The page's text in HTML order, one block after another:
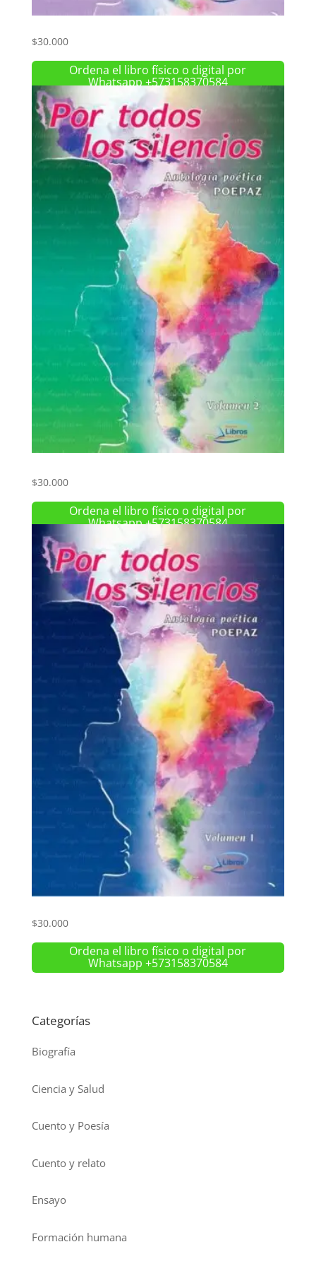
$30.000
Ordena el libro físico o digital por
Whatsapp +573158370584
Por todos los silencios. Volumen 2
$30.000
Ordena el libro físico o digital por
Whatsapp +573158370584
Por todos los silencios. Volumen 1
$30.000
Ordena el libro físico o digital por
Whatsapp +573158370584
Categorías
Biografía
Ciencia y Salud
Cuento y Poesía
Cuento y relato
Ensayo
Formación humana